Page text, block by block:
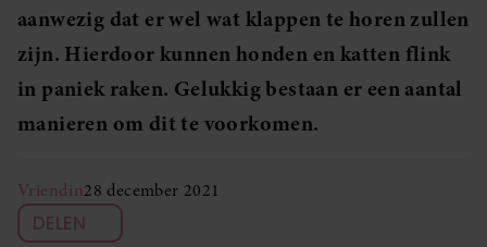
aanwezig dat er wel wat klappen te horen zullen
zijn. Hierdoor kunnen honden en katten flink
in paniek raken. Gelukkig bestaan er een aantal
manieren om dit te voorkomen.
Vriendin28 december 2021
DELEN